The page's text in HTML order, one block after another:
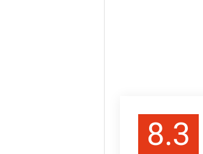
8.3